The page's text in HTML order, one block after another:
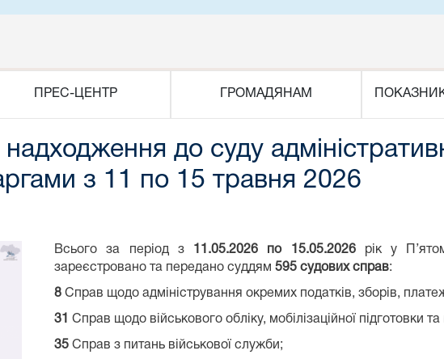
ПРЕС-ЦЕНТР ГРОМАДЯНАМ
до суду
з 11 по 15 травня 2026
Всього за період з 11.05.2026 по 15.05.2026 рік у
зареєстровано та передано суддям595 судових справ:
8 Справ щодо адміністрування окремих податків, зборів,
31 Справ щодо військового обліку, мобілізаційної підготовки та
35 Справ з питань військової служби;